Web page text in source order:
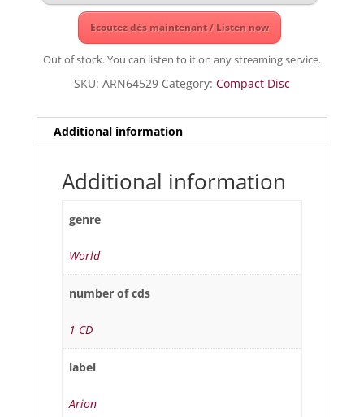
Ecoutez dès maintenant / Listen now
Out of stock. You can listen to it on any streaming service.
SKU: ARN64529 Category: Compact Disc
Additional information
Additional information
genre
World
number of cds
1 CD
label
Arion